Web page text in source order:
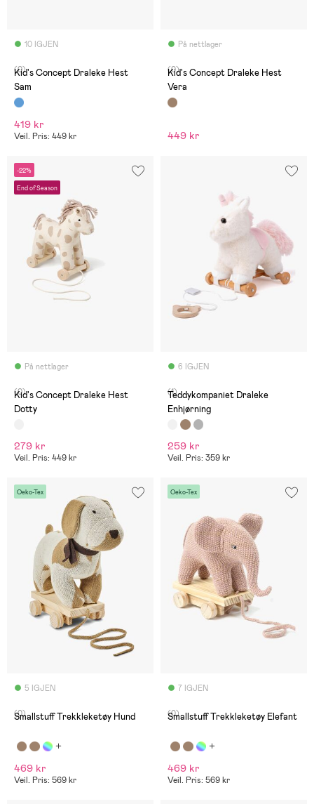
10 IGJEN
(0)
Kid's Concept Draleke Hest
Sam
419 kr
Veil. Pris: 449 kr
På nettlager
(0)
Kid's Concept Draleke Hest
Vera
449 kr
-22%
End of Season
På nettlager
(0)
Kid's Concept Draleke Hest
Dotty
279 kr
Veil. Pris: 449 kr
6 IGJEN
(1)
Teddykompaniet Draleke
Enhjørning
259 kr
Veil. Pris: 359 kr
Oeko-Tex
5 IGJEN
(0)
Smallstuff Trekkleketøy Hund
469 kr
Veil. Pris: 569 kr
Oeko-Tex
7 IGJEN
(0)
Smallstuff Trekkleketøy Elefant
469 kr
Veil. Pris: 569 kr